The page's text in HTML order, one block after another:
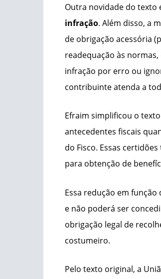
Outra novidade do texto
infração. Além disso, a
de obrigação acessória
readequação às
infração por erro ou
contribuinte atenda a
Efraim simplificou o
antecedentes fiscais
do Fisco. Essas
para obtenção de
Essa redução em função
e não poderá ser
obrigação legal de
costumeiro.
Pelo texto original, a